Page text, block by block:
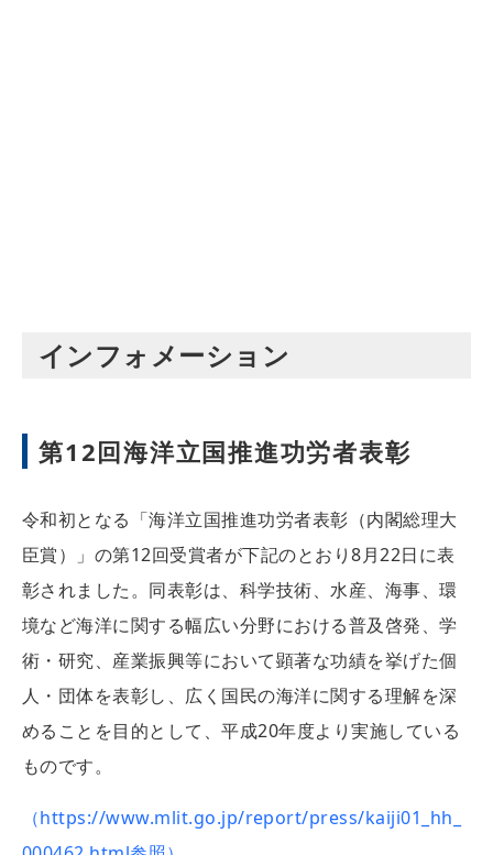
インフォメーション
第12回海洋立国推進功労者表彰
令和初となる「海洋立国推進功労者表彰（内閣総理大
臣賞）」の第12回受賞者が下記のとおり8月22日に表
彰されました。同表彰は、科学技術、水産、海事、環
境など海洋に関する幅広い分野における普及啓発、学
術・研究、産業振興等において顕著な功績を挙げた個
人・団体を表彰し、広く国民の海洋に関する理解を深
めることを目的として、平成20年度より実施している
ものです。
（https://www.mlit.go.jp/report/press/kaiji01_hh_